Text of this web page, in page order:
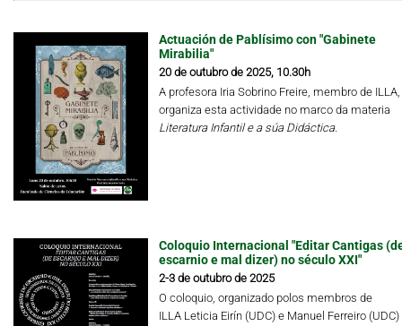
Actuación de Pablísimo con "Gabinete
Mirabilia"
20 de outubro de 2025, 10.30h
A profesora Iria Sobrino Freire, membro de ILLA,
organiza esta actividade no marco da materia
Literatura Infantil e a súa Didáctica.
Coloquio Internacional "Editar Cantigas
escarnio e mal dizer) no século XXI"
2-3 de outubro de 2025
O coloquio, organizado polos membros de
ILLA Leticia Eirín (UDC) e Manuel Ferreiro (UDC)